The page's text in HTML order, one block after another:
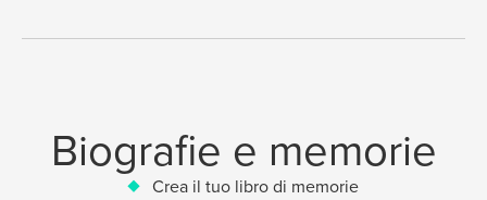
Biografie e memorie
Crea il tuo libro di memorie